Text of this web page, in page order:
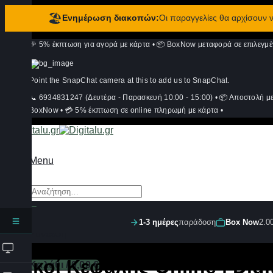
🏖️Ενημέρωση διακοπών:Οι παραγγελίες θα αρχίσουν
περιεχόμενο
🎉 5% έκπτωση για αγορά με κάρτα • 📦 BoxNow μεταφορά σε
Point the SnapChat camera at this to add us to SnapChat.
📞 6934831247 (Δευτέρα - Παρασκευή 10:00 - 15:00) • 📦 Αποστολή
BoxNow • 💳 5% έκπτωση σε online πληρωμή με κάρτα •
Menu
Αναζήτηση
για:
Σύνδεση
Καλάθι /0,00€
1-3 ημέρεςπαράδοση Box Now
Φακοί Κεφαλής Online |